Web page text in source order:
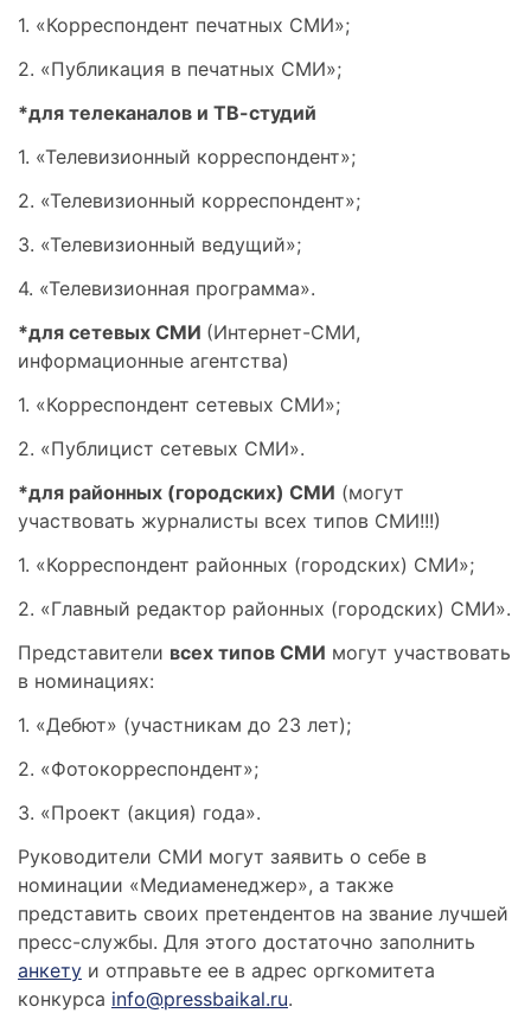
1. «Корреспондент печатных СМИ»;
2. «Публикация в печатных СМИ»;
*для телеканалов и ТВ-студий
1. «Телевизионный корреспондент»;
2. «Телевизионный корреспондент»;
3. «Телевизионный ведущий»;
4. «Телевизионная программа».
*для сетевых СМИ (Интернет-СМИ,
информационные агентства)
1. «Корреспондент сетевых СМИ»;
2. «Публицист сетевых СМИ».
*для районных (городских) СМИ (могут
участвовать журналисты всех типов СМИ!!!)
1. «Корреспондент районных (городских) СМИ»;
2. «Главный редактор районных (городских) СМИ».
Представители всех типов СМИ могут участвовать
в номинациях:
1. «Дебют» (участникам до 23 лет);
2. «Фотокорреспондент»;
3. «Проект (акция) года».
Руководители СМИ могут заявить о себе в
номинации «Медиаменеджер», а также
представить своих претендентов на звание лучшей
пресс-службы. Для этого достаточно заполнить
анкету и отправьте ее в адрес оргкомитета
конкурса info@pressbaikal.ru.